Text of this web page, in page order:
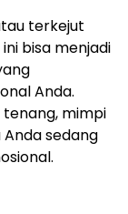
terkejut
bisa menjadi
Anda.
tenang, mimpi
sedang